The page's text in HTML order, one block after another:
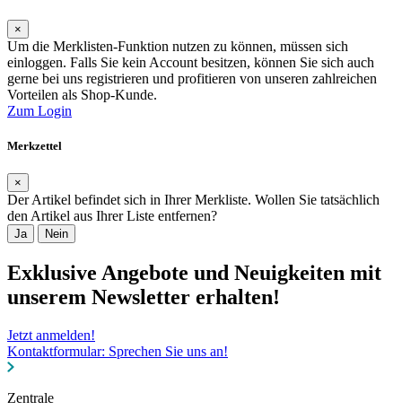
×
Um die Merklisten-Funktion nutzen zu können, müssen sich
einloggen. Falls Sie kein Account besitzen, können Sie sich auch
gerne bei uns registrieren und profitieren von unseren zahlreichen
Vorteilen als Shop-Kunde.
Zum Login
Merkzettel
×
Der Artikel befindet sich in Ihrer Merkliste. Wollen Sie tatsächlich
den Artikel aus Ihrer Liste entfernen?
Ja Nein
Exklusive Angebote und Neuigkeiten mit
unserem Newsletter erhalten!
Jetzt anmelden!
Kontaktformular: Sprechen Sie uns an!
Zentrale